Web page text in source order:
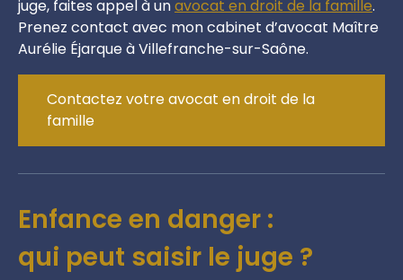
juge, faites appel à unavocat en droit de la famille.
Prenez contact avec mon cabinet d’avocat Maître
Aurélie Éjarque à Villefranche-sur-Saône.
Contactez votre avocat en droit de la
famille
Enfance en danger :
qui peut saisir le juge ?